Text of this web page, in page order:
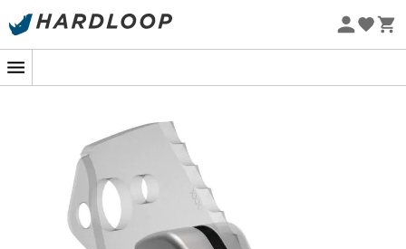
Promoções de verão 🔥 -5% EXTRA a partir de 2 produtos*
contrapesos daPetzl
são projetados para serem
fixados em cada lado da lâmina do seu piolet,
transformando suas ascensões em uma verdadeira
sinfonia de precisão. Aomelhorar o equilíbrio